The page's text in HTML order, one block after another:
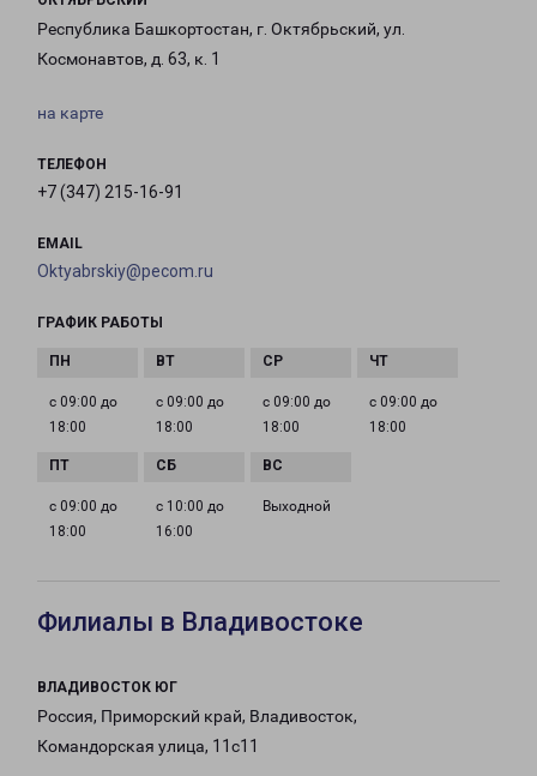
Республика Башкортостан, г. Октябрьский, ул.
Космонавтов, д. 63, к. 1
на карте
ТЕЛЕФОН
+7 (347) 215-16-91
EMAIL
Oktyabrskiy@pecom.ru
ГРАФИК РАБОТЫ
с 09:00 до
18:00
с 09:00 до
18:00
с 09:00 до
18:00
с 09:00 до
18:00
с 09:00 до
18:00
с 10:00 до
16:00
Выходной
Филиалы в Владивостоке
ВЛАДИВОСТОК ЮГ
Россия, Приморский край, Владивосток,
Командорская улица, 11с11